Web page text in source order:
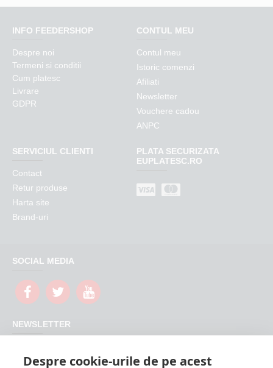
INFO FEEDERSHOP
Despre noi
Termeni si conditii
Cum platesc
Livrare
GDPR
CONTUL MEU
Contul meu
Istoric comenzi
Afiliati
Newsletter
Vouchere cadou
ANPC
SERVICIUL CLIENTI
Contact
Retur produse
Harta site
Brand-uri
PLATA SECURIZATA
EUPLATESC.RO
SOCIAL MEDIA
NEWSLETTER
FeederShop
Despre cookie-urile de pe acest